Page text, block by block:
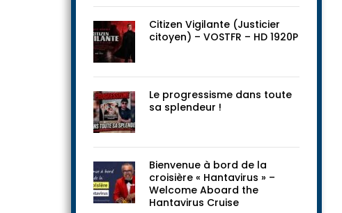
Citizen Vigilante (Justicier
citoyen) – VOSTFR – HD 1920P
Le progressisme dans toute
sa splendeur !
Bienvenue à bord de la
croisière « Hantavirus » –
Welcome Aboard the
Hantavirus Cruise